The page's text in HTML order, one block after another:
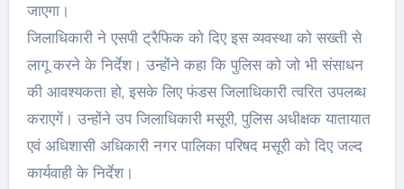
जाएगा।
जिलाधिकारी ने एसपी ट्रैफिक को दिए इस व्यवस्था को सख्ती से
लागू करने के निर्देश। उन्होंने कहा कि पुलिस को जो भी संसाधन
की आवश्यकता हो, इसके लिए फंडस जिलाधिकारी त्वरित उपलब्ध
कराएगें। उन्होंने उप जिलाधिकारी मसूरी, पुलिस अधीक्षक यातायात
एवं अधिशासी अधिकारी नगर पालिका परिषद मसूरी को दिए जल्द
कार्यवाही के निर्देश।